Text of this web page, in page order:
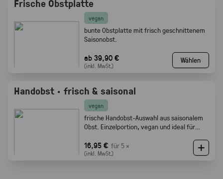
Frische Obstplatte
vegan
bunte Obstplatte mit frisch geschnittenem
Saisonobst.
ab 39,90 €
(inkl. MwSt.)
Wählen
Handobst · frisch & saisonal
vegan
frische Handobst-Auswahl aus saisonalem
Obst. Einzelportion, vegan und ideal für
16,95 € für 5 ×
(inkl. MwSt.)